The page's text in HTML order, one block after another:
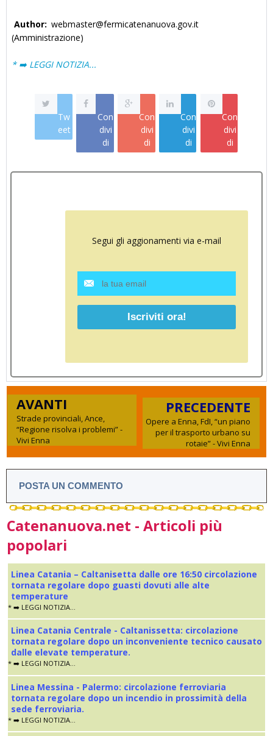
Author: webmaster@fermicatenanuova.gov.it
(Amministrazione)
* ➡️ LEGGI NOTIZIA...
Tw
eet
Con
divi
di
Con
divi
di
Con
divi
di
Con
divi
di
Segui gli aggionamenti via e-mail
AVANTI
Strade provinciali, Ance,
“Regione risolva i problemi” -
Vivi Enna
PRECEDENTE
Opere a Enna, FdI, “un piano
per il trasporto urbano su
rotaie” - Vivi Enna
POSTA UN COMMENTO
Catenanuova.net - Articoli più
popolari
Linea Catania – Caltanisetta dalle ore 16:50 circolazione
tornata regolare dopo guasti dovuti alle alte
temperature
* ➡️ LEGGI NOTIZIA...
Linea Catania Centrale - Caltanissetta: circolazione
tornata regolare dopo un inconveniente tecnico causato
dalle elevate temperature.
* ➡️ LEGGI NOTIZIA...
Linea Messina - Palermo: circolazione ferroviaria
tornata regolare dopo un incendio in prossimità della
sede ferroviaria.
* ➡️ LEGGI NOTIZIA...